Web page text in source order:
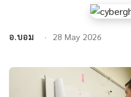
อ.บอม 28 May 2026